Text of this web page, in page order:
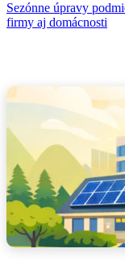
Sezónne úpravy
firmy aj domácnosti